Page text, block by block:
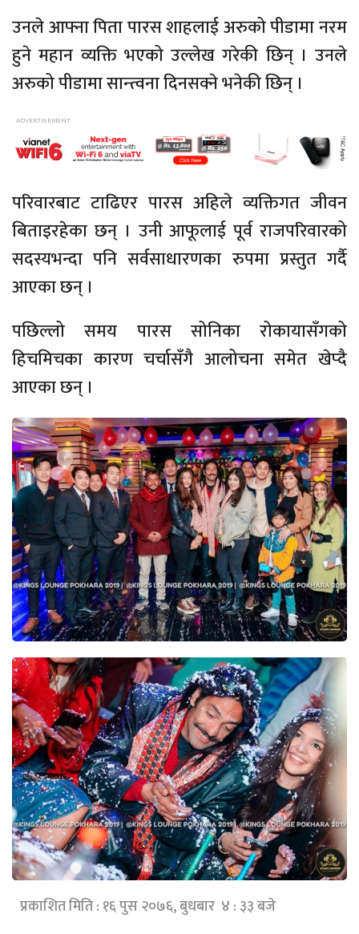
उनले आफ्ना पिता पारस शाहलाई अरुको पीडामा नरम
हुने महान व्यक्ति भएको उल्लेख गरेकी छिन् । उनले
अरुको पीडामा सान्त्वना दिनसक्ने भनेकी छिन् ।
परिवारबाट टाढिएर पारस अहिले व्यक्तिगत जीवन
बिताइरहेका छन् । उनी आफूलाई पूर्व राजपरिवारको
सदस्यभन्दा पनि सर्वसाधारणका रुपमा प्रस्तुत गर्दै
आएका छन् ।
पछिल्लो समय पारस सोनिका रोकायासँगको
हिचमिचका कारण चर्चासँगै आलोचना समेत खेप्दै
आएका छन् ।
प्रकाशित मिति : १६ पुस २०७६, बुधबार ४ : ३३ बजे